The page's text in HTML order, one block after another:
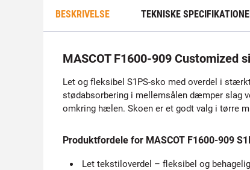
BESKRIVELSE TEKNISKE
MASCOT F1600-909 Customized
Let og fleksibel S1PS-sko med overdel i
stødabsorbering i mellemsålen dæmper slag
omkring hælen. Skoen er et godt valg i tørre
Produktfordele for MASCOT F1600-909
Let tekstiloverdel – fleksibel og